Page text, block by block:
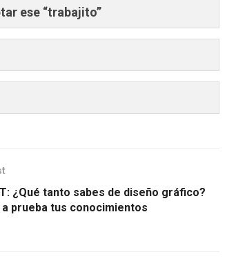
ese “trabajito”
¿Qué tanto sabes de diseño gráfico?
a prueba tus conocimientos